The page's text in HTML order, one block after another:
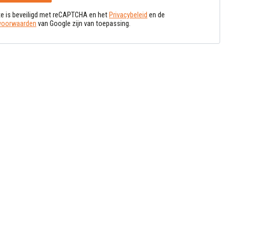
is beveiligd met reCAPTCHA en het Privacybeleid en de
van Google zijn van toepassing.